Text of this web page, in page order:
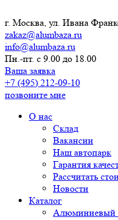
г. Москва, ул. Ивана
zakaz@alumbaza.ru
info@alumbaza.ru
Пн.-пт. с 9.00 до 18.00
Ваша заявка
+7 (495) 212-09-10
позвоните мне
О нас
Склад
Вакансии
Наш автопарк
Гарантия
Рассчитать
Новости
Каталог
Алюминиевый